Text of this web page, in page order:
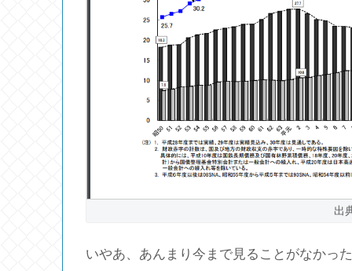
出
いやあ、あんまり今まで見ることがなかっ